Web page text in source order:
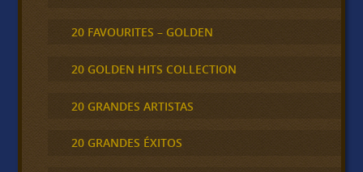
20 FAVOURITES – GOLDEN
20 GOLDEN HITS COLLECTION
20 GRANDES ARTISTAS
20 GRANDES ÉXITOS